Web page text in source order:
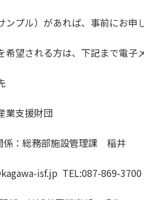
プル）があれば、事前にお申
望される方は、下記まで電子
業支援財団
：総務部施設管理課 稲井
isf.jp TEL:087-869-3700